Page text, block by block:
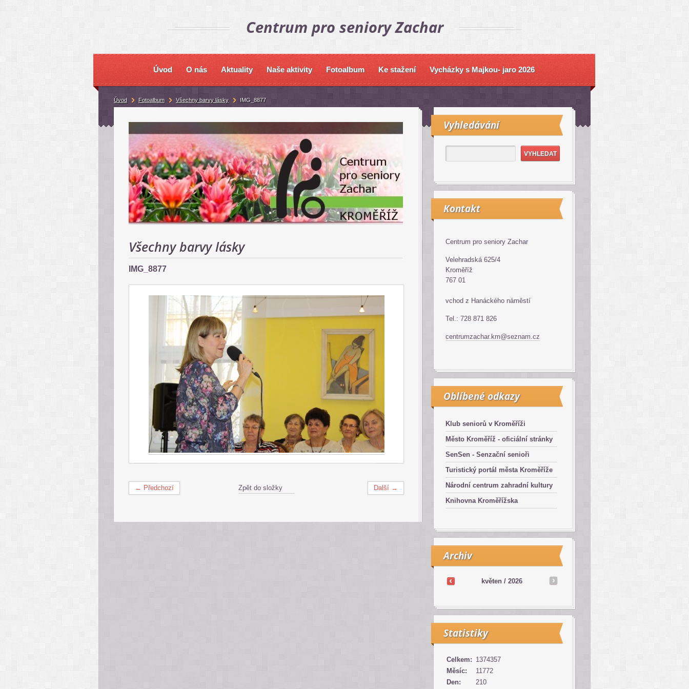
Centrum pro seniory Zachar
Úvod O nás Aktuality Naše aktivity Fotoalbum Ke stažení Vycházky s Majkou- jaro 2026
Všechny barvy lásky
IMG_8877
← Předchozí Další →
Zpět do složky
Vyhledávání
Kontakt
Centrum pro seniory Zachar
Velehradská 625/4
Kroměříž
767 01
vchod z Hanáckého náměstí
Tel.: 728 871 826
centrumzachar.km@seznam.cz
Oblíbené odkazy
Klub seniorů v Kroměříži
Město Kroměříž - oficiální stránky
SenSen - Senzační senioři
Turistický portál města Kroměříže
Národní centrum zahradní kultury
Knihovna Kroměřížska
Archiv
květen / 2026
Statistiky
Celkem: 1374357
Měsíc:
11772
Den:
210
Úvod Fotoalbum Všechny barvy lásky IMG_8877